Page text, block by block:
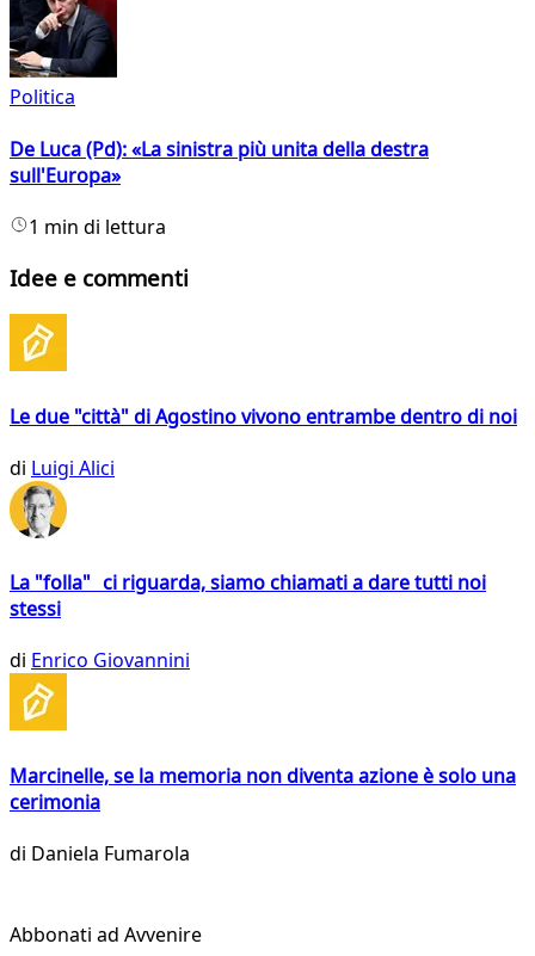
Politica
De Luca (Pd): «La sinistra più unita della destra
sull'Europa»
1 min di lettura
Idee e commenti
Le due "città" di Agostino vivono entrambe dentro di noi
di Luigi Alici
La "folla" ci riguarda, siamo chiamati a dare tutti noi
stessi
di Enrico Giovannini
Marcinelle, se la memoria non diventa azione è solo una
cerimonia
di Daniela Fumarola
Abbonati ad Avvenire